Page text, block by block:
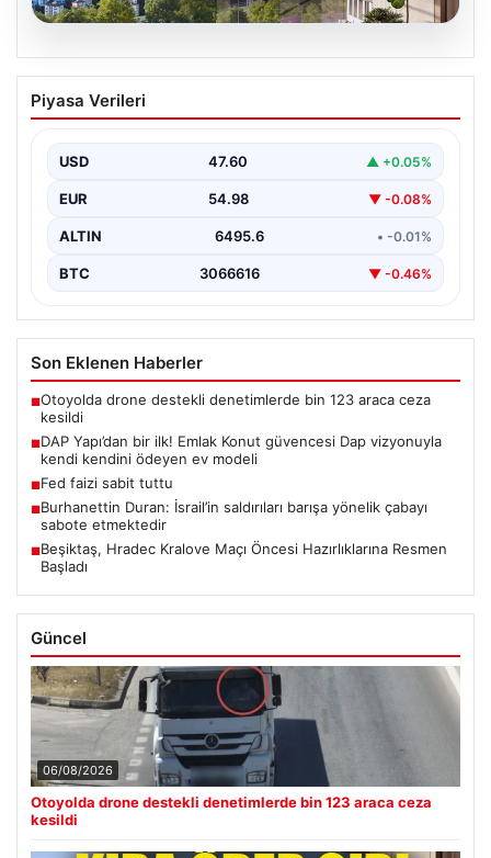
05.08.2026
DAP Yapı’dan bir ilk! Emlak Konut
güvencesi Dap vizyonuyla kendi
Piyasa Verileri
USD 47.60 ▲ +0.05%
EUR 54.98 ▼ -0.08%
ALTIN 6495.6 • -0.01%
BTC 3066616 ▼ -0.46%
Son Eklenen Haberler
■Otoyolda drone destekli denetimlerde bin 123 araca ceza
kesildi
■DAP Yapı’dan bir ilk! Emlak Konut güvencesi Dap vizyonuyla
kendi kendini ödeyen ev modeli
■Fed faizi sabit tuttu
■Burhanettin Duran: İsrail’in saldırıları barışa yönelik çabayı
sabote etmektedir
■Beşiktaş, Hradec Kralove Maçı Öncesi Hazırlıklarına Resmen
Başladı
Güncel
06/08/2026
Otoyolda drone destekli denetimlerde bin 123 araca ceza
kesildi